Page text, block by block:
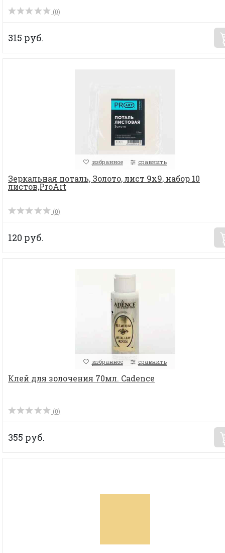
(0)
315 руб.
избранное сравнить
Зеркальная поталь, Золото, лист 9х9, набор 10
листов,ProArt
(0)
120 руб.
избранное сравнить
Клей для золочения 70мл. Cadence
(0)
355 руб.